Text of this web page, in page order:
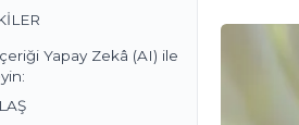
Yapay Zekâ (AI) ile